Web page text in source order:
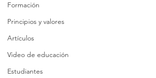
Formación
Principios y valores
Artículos
Video de educación
Estudiantes